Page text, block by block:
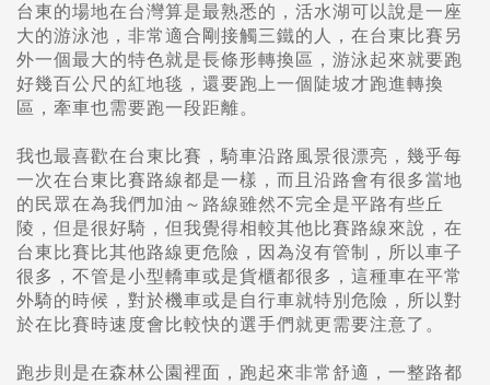
台東的場地在台灣算是最熟悉的，活水湖可以說是一座
大的游泳池，非常適合剛接觸三鐵的人，在台東比賽另
外一個最大的特色就是長條形轉換區，游泳起來就要跑
好幾百公尺的紅地毯，還要跑上一個陡坡才跑進轉換
區，牽車也需要跑一段距離。
我也最喜歡在台東比賽，騎車沿路風景很漂亮，幾乎每
一次在台東比賽路線都是一樣，而且沿路會有很多當地
的民眾在為我們加油～路線雖然不完全是平路有些丘
陵，但是很好騎，但我覺得相較其他比賽路線來說，在
台東比賽比其他路線更危險，因為沒有管制，所以車子
很多，不管是小型轎車或是貨櫃都很多，這種車在平常
外騎的時候，對於機車或是自行車就特別危險，所以對
於在比賽時速度會比較快的選手們就更需要注意了。
跑步則是在森林公園裡面，跑起來非常舒適，一整路都